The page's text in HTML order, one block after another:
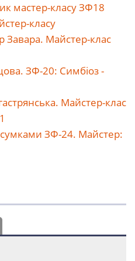
мастер-класу ЗФ18
класу
Завара. Майстер-клас
ЗФ-20: Симбіоз -
Майстер-клас
ЗФ-24. Майстер: